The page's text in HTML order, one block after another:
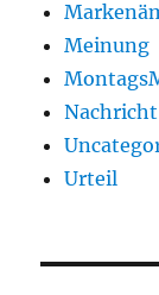
Meinung
Nachricht
Urteil